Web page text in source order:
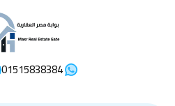
01515838384